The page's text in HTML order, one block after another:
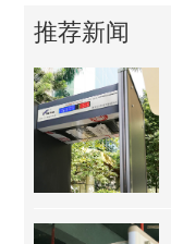
推荐新闻